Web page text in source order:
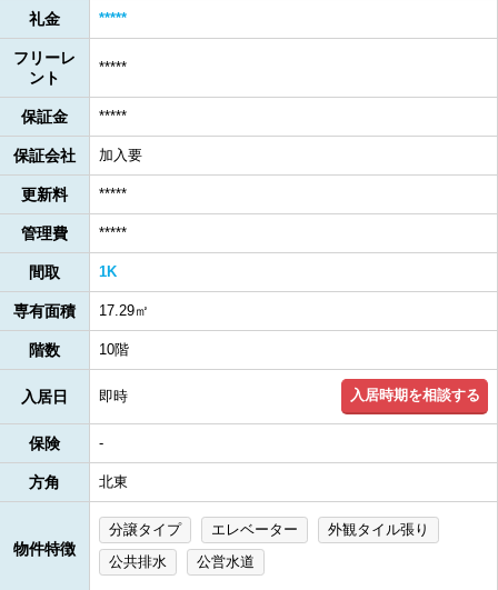
礼金 *****
フリーレ
ント
*****
保証金 *****
保証会社 加入要
更新料 *****
管理費 *****
間取 1K
専有面積 17.29㎡
階数 10階
入居日 即時 入居時期を相談する
保険 -
方角 北東
物件特徴
分譲タイプ エレベーター
外観タイル張り
公共排水
公営水道